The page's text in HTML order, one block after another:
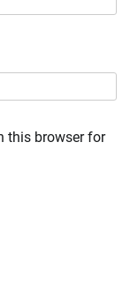
this browser for